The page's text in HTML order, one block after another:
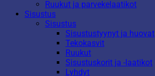
Ruukut ja parvekelaatikot
Sisustus
Sisustus
Sisustustyynyt ja huovat
Tekokasvit
Ruukut
Sisustuskorit ja -laatikot
Lyhdyt